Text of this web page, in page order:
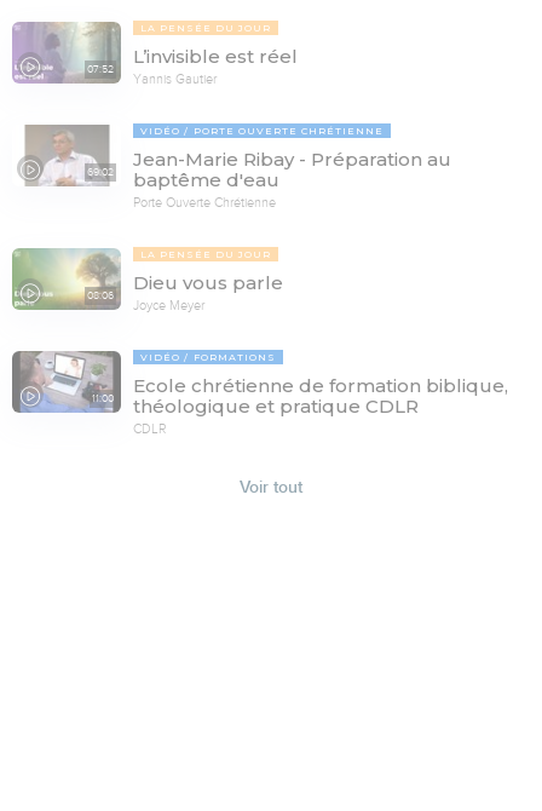
07:52
LA PENSÉE DU JOUR
L’invisible est réel
Yannis Gautier
69:02
VIDÉO PORTE OUVERTE CHRÉTIENNE
Jean-Marie Ribay - Préparation au
baptême d'eau
Porte Ouverte Chrétienne
08:06
LA PENSÉE DU JOUR
Dieu vous parle
Joyce Meyer
11:00
VIDÉO FORMATIONS
Ecole chrétienne de formation biblique,
théologique et pratique CDLR
CDLR
Voir tout